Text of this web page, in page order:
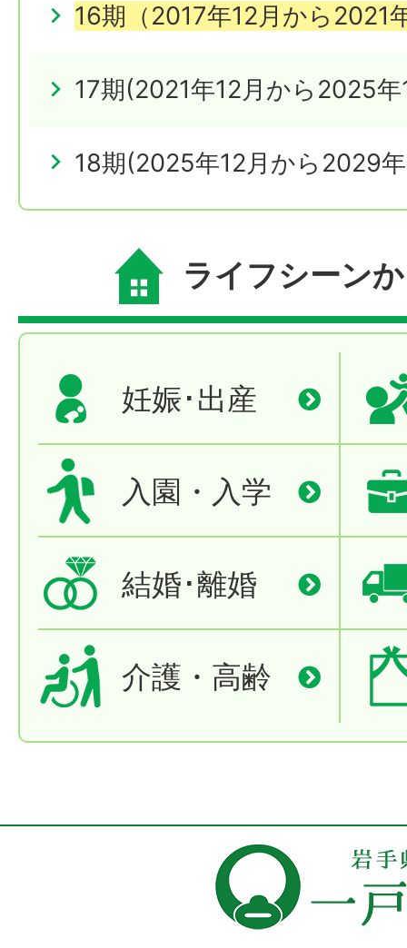
16期（2017年12月から2021
17期(2021年12月から2025
18期(2025年12月から2029
ライフシーン
妊娠･出産
入園・入学
結婚･離婚
介護・高齢